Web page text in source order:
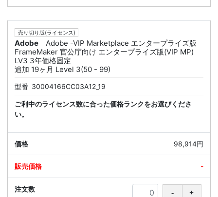
売り切り版(ライセンス)
Adobe
Adobe -VIP Marketplace エンタープライズ版
FrameMaker 官公庁向け エンタープライズ版(VIP MP)
LV3 3年価格固定
追加 19ヶ月 Level 3(50 - 99)
型番 30004166CC03A12_19
ご利中のライセンス数に合った価格ランクをお選びくださ
い。
98,914円
-